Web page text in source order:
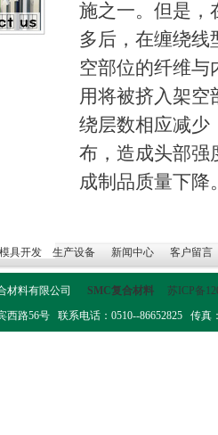
施之一。但是，
多后，在缠绕线
空部位的纤维与
用将被挤入架
绕层数相应减少
布，造成头部强
成制品质量下降
模具开发 生产设备 新闻中心 客户留言
材料有限公司 SMC复合材料
苏ICP备
路56号 联系电话：0510--86652825 传真